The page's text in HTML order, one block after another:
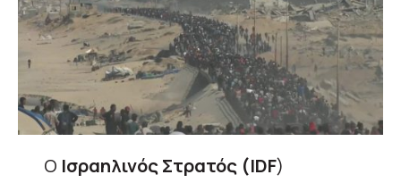
Ο Ισραηλινός Στρατός (IDF)